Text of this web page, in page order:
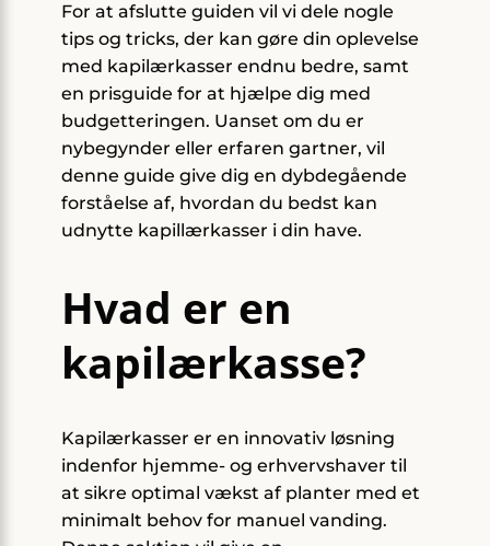
For at afslutte guiden vil vi dele nogle
tips og tricks, der kan gøre din oplevelse
med kapilærkasser endnu bedre, samt
en prisguide for at hjælpe dig med
budgetteringen. Uanset om du er
nybegynder eller erfaren gartner, vil
denne guide give dig en dybdegående
forståelse af, hvordan du bedst kan
udnytte kapillærkasser i din have.
Hvad er en
kapilærkasse?
Kapilærkasser er en innovativ løsning
indenfor hjemme- og erhvervshaver til
at sikre optimal vækst af planter med et
minimalt behov for manuel vanding.